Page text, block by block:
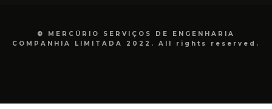
© MERCÚRIO SERVIÇOS DE ENGENHARIA
COMPANHIA LIMITADA 2022. All rights reserved.